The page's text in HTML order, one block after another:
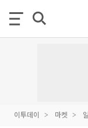
이투데이 마켓